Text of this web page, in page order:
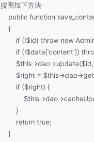
按图加下方法
    }